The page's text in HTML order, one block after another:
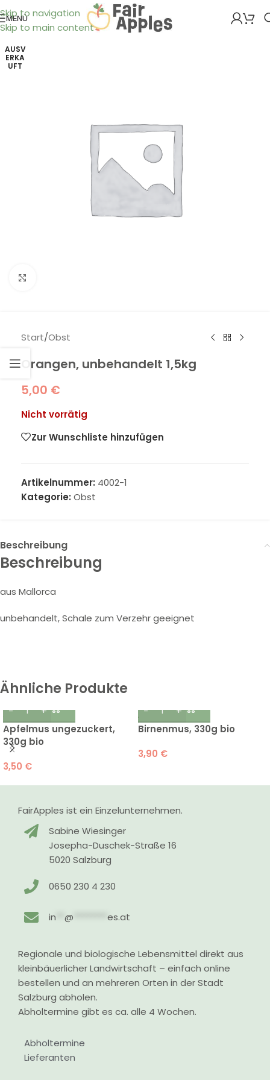
Skip to navigation
Skip to main content
MENÜ
AUSV
ERKA
UFT
Start/Obst
Orangen, unbehandelt 1,5kg
5,00 €
Nicht vorrätig
Zur Wunschliste hinzufügen
Artikelnummer: 4002-1
Kategorie: Obst
Beschreibung
Beschreibung
aus Mallorca
unbehandelt, Schale zum Verzehr geeignet
Ähnliche Produkte
Apfelmus ungezuckert,
330g bio
3,50 €
Birnenmus, 330g bio
3,90 €
FairApples ist ein Einzelunternehmen.
Sabine Wiesinger
Josepha-Duschek-Straße 16
5020 Salzburg
0650 230 4 230
in **@ ********es.at
Regionale und biologische Lebensmittel direkt aus
kleinbäuerlicher Landwirtschaft – einfach online
bestellen und an mehreren Orten in der Stadt
Salzburg abholen.
Abholtermine gibt es ca. alle 4 Wochen.
Abholtermine
Lieferanten